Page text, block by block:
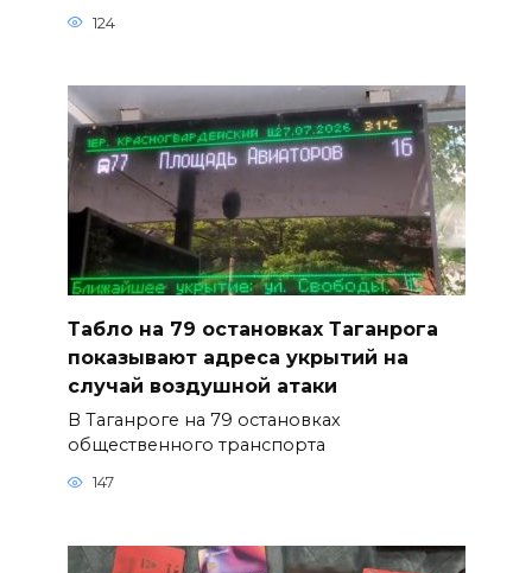
124
Табло на 79 остановках Таганрога
показывают адреса укрытий на
случай воздушной атаки
В Таганроге на 79 остановках
общественного транспорта
147